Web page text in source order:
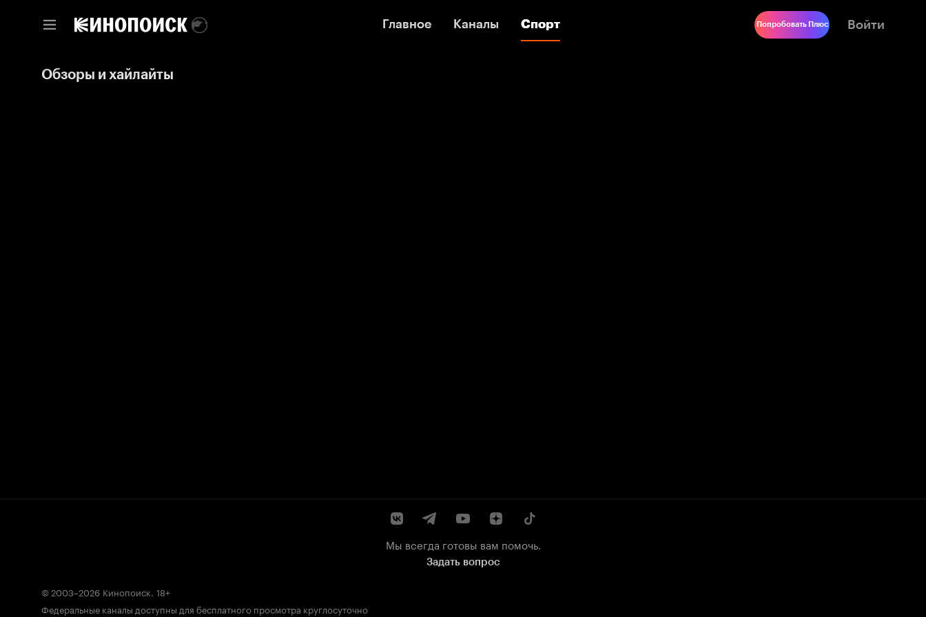
Главное Каналы Спорт
Главное Каналы Спорт Попробовать Плюс Войти
Обзоры и хайлайты
Мы всегда готовы вам помочь.
Задать вопрос
© 2003–2026 Кинопоиск. 18+
Федеральные каналы доступны для бесплатного просмотра круглосуточно